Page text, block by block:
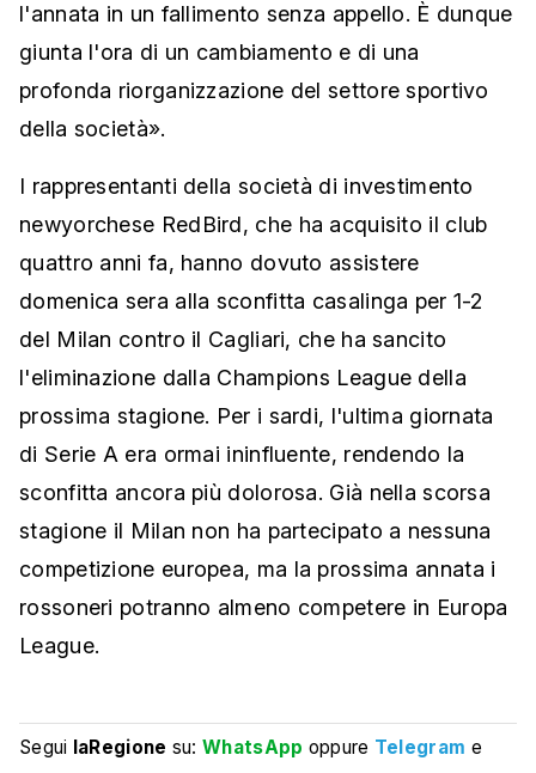
l'annata in un fallimento senza appello. È dunque
giunta l'ora di un cambiamento e di una
profonda riorganizzazione del settore sportivo
della società».
I rappresentanti della società di investimento
newyorchese RedBird, che ha acquisito il club
quattro anni fa, hanno dovuto assistere
domenica sera alla sconfitta casalinga per 1-2
del Milan contro il Cagliari, che ha sancito
l'eliminazione dalla Champions League della
prossima stagione. Per i sardi, l'ultima giornata
di Serie A era ormai ininfluente, rendendo la
sconfitta ancora più dolorosa. Già nella scorsa
stagione il Milan non ha partecipato a nessuna
competizione europea, ma la prossima annata i
rossoneri potranno almeno competere in Europa
League.
Segui laRegione su:WhatsApp oppure Telegram e